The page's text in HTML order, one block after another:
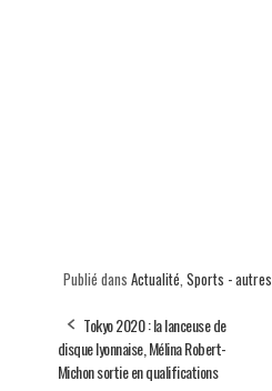
Publié dans Actualité Sports - autres
Tokyo 2020 : la lanceuse de
disque lyonnaise, Mélina Robert-
Michon sortie en qualifications